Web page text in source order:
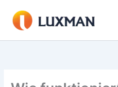
Inhalt
springen